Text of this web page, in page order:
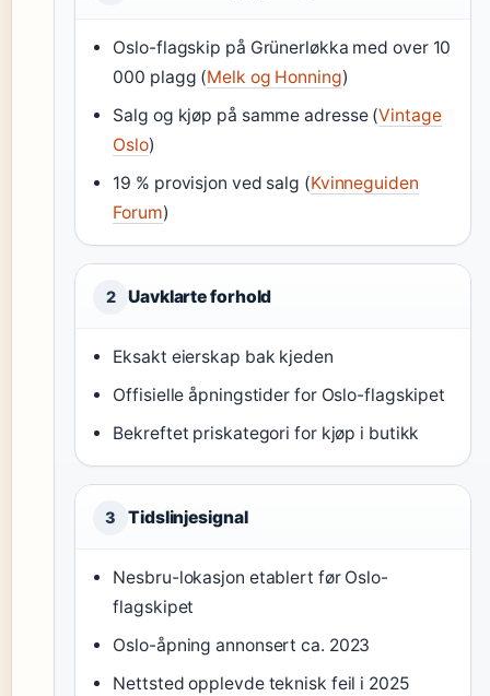
Oslo-flagskip på Grünerløkka med over 10
000 plagg (Melk og Honning)
Salg og kjøp på samme adresse (Vintage
Oslo)
19 % provisjon ved salg (Kvinneguiden
Forum)
2 Uavklarte forhold
Eksakt eierskap bak kjeden
Offisielle åpningstider for Oslo-flagskipet
Bekreftet priskategori for kjøp i butikk
3 Tidslinjesignal
Nesbru-lokasjon etablert før Oslo-
flagskipet
Oslo-åpning annonsert ca. 2023
Nettsted opplevde teknisk feil i 2025